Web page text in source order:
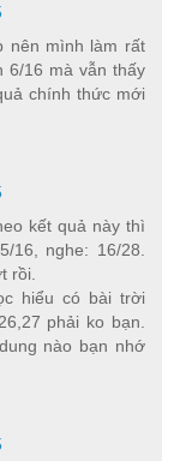
nên mình làm rất
6/16 mà vẫn thấy
chính thức mới
kết quả này thì
16, nghe: 16/28.
rồi.
hiểu có bài trời
phải ko bạn.
nào bạn nhớ